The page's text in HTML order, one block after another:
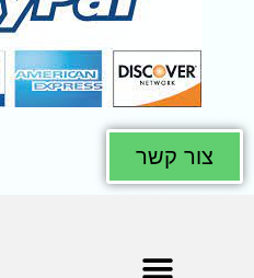
צור קשר